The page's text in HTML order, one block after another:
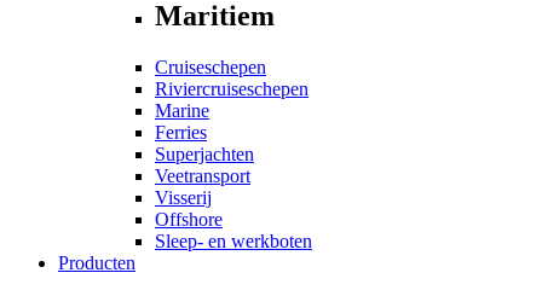
Maritiem
Cruiseschepen
Riviercruiseschepen
Marine
Ferries
Superjachten
Veetransport
Visserij
Offshore
Sleep- en werkboten
Producten